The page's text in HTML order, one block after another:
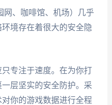
网、咖啡馆、机场）几乎
境存在着很大的安全隐
专注于速度。在为你打
层坚实的安全防护。采
你的游戏数据进行全程